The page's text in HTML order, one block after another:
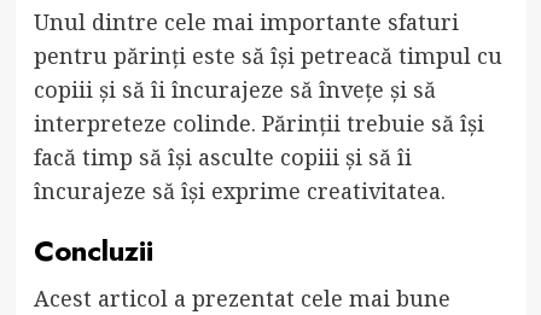
Unul dintre cele mai importante sfaturi
pentru părinți este să își petreacă timpul cu
copiii și să îi încurajeze să învețe și să
interpreteze colinde. Părinții trebuie să își
facă timp să își asculte copiii și să îi
încurajeze să își exprime creativitatea.
Concluzii
Acest articol a prezentat cele mai bune